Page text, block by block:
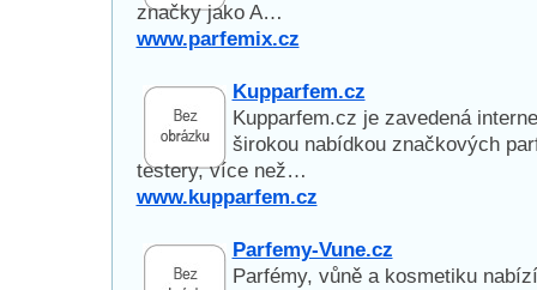
značky jako A…
www.parfemix.cz
Kupparfem.cz
Kupparfem.cz je zavedená
širokou nabídkou značkových
testery, více než…
www.kupparfem.cz
Parfemy-Vune.cz
Parfémy, vůně a kosmetiku